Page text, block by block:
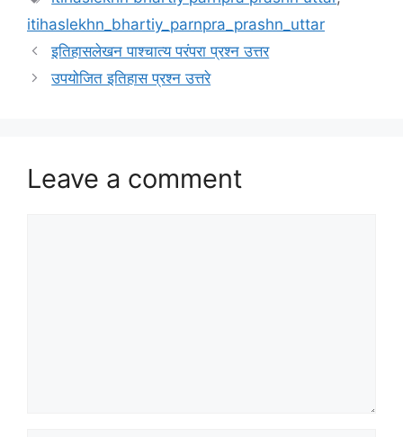
itihaslekhn_bhartiy_parnpra_prashn_uttar
इतिहासलेखन पाश्चात्य परंपरा प्रश्न उत्तर
उपयोजित इतिहास प्रश्न उत्तरे
Leave a comment